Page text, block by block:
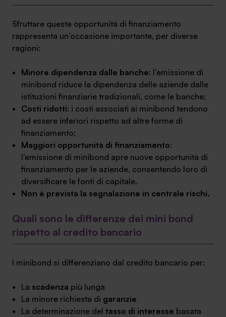
Sfruttare queste opportunità di finanziamento
rappresenta un’occasione importante, per diverse
ragioni:
Minore dipendenza dalle banche: l’emissione di
minibond riduce la dipendenza delle aziende dalle
istituzioni finanziarie tradizionali, come le banche;
Costi ridotti: i costi associati ai minibond tendono
ad essere inferiori rispetto ad altre forme di
finanziamento;
Maggiori opportunità di finanziamento:
l’emissione di minibond apre nuove opportunità di
finanziamento per le aziende, consentendo loro di
diversificare le fonti di capitale.
Non è prevista la segnalazione in centrale rischi.
Quali sono le differenze dei mini bond
rispetto al credito bancario
I minibond si differenziano dal credito bancario per:
La scadenza più lunga
La minore richiesta di garanzie
La determinazione del tasso di interesse basata